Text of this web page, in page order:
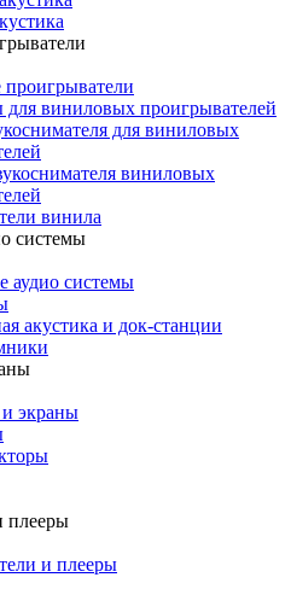
для виниловых проигрывателей
для виниловых
виниловых
винила
системы
аудио системы
акустика и док-станции
экраны
плееры
и плееры